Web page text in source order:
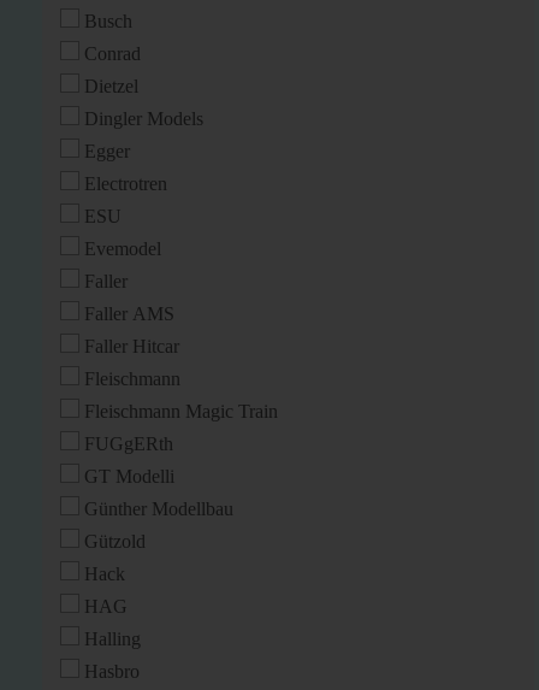
Busch
Conrad
Dietzel
Dingler Models
Egger
Electrotren
ESU
Evemodel
Faller
Faller AMS
Faller Hitcar
Fleischmann
Fleischmann Magic Train
FUGgERth
GT Modelli
Günther Modellbau
Gützold
Hack
HAG
Halling
Hasbro